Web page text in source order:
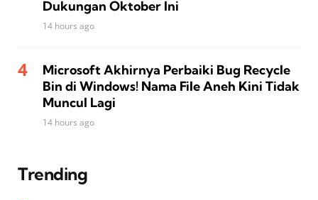
Dukungan Oktober Ini
14 hours ago
Microsoft Akhirnya Perbaiki Bug Recycle
Bin di Windows! Nama File Aneh Kini Tidak
Muncul Lagi
14 hours ago
Trending